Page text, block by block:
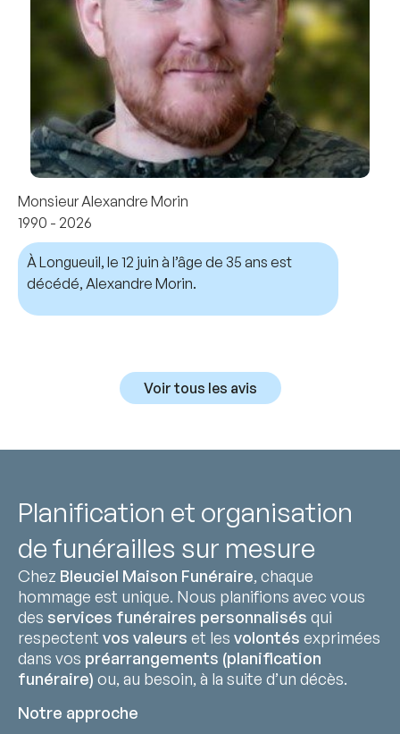
Monsieur Alexandre Morin
1990 - 2026
À Longueuil, le 12 juin à l’âge de 35 ans est
décédé, Alexandre Morin.
Voir tous les avis
Planification et organisation
de funérailles sur mesure
Chez Bleuciel Maison Funéraire, chaque
hommage est unique. Nous planifions avec vous
des services funéraires personnalisés qui
respectent vos valeurs et les volontés exprimées
dans vos préarrangements (planification
funéraire) ou, au besoin, à la suite d’un décès.
Notre approche